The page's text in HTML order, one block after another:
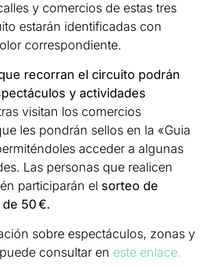
y comercios de estas tres
estarán identificadas con
correspondiente.
recorran el circuito podrán
y actividades
visitan los comercios
les pondrán sellos en la «Guia
acceder a algunas
Las personas que realicen
participarán el sorteo de
50 €.
sobre espectáculos, zonas y
consultar en este enlace.